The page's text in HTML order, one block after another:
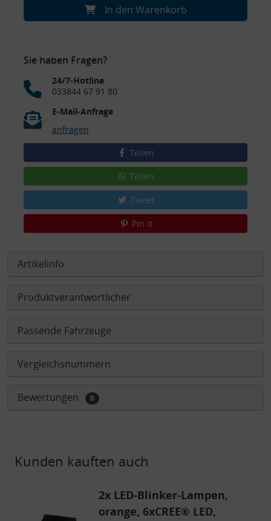
In den Warenkorb
Sie haben Fragen?
24/7-Hotline
033844 67 91 80
E-Mail-Anfrage
anfragen
Teilen
Teilen
Tweet
Pin it
Artikelinfo
Produktverantwortlicher
Passende Fahrzeuge
Vergleichsnummern
Bewertungen 0
Kunden kauften auch
2x LED-Blinker-Lampen,
orange, 6xCREE® LED,